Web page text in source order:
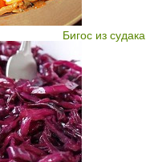
Бигос из судака